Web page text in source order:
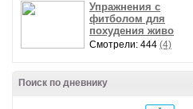
Упражнения с
фитболом для
похудения живо
Смотрели: 444 (4)
Поиск по дневнику